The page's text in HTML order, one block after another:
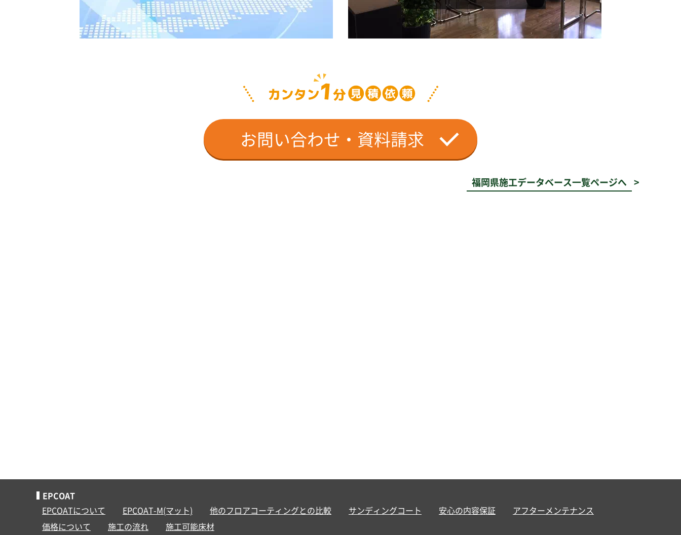
お問い合わせ・資料請求
福岡県施工データベース一覧ページへ >
EPCOAT
EPCOATについて
EPCOAT-M(マット) 他のフロアコーティングとの比較 サンディングコート 安心の内容保証
アフターメンテナンス
価格について
施工の流れ
施工可能床材